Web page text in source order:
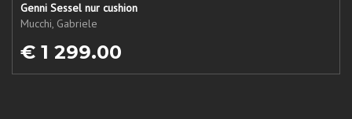
Genni Sessel nur cushion
Mucchi, Gabriele
€ 1 299.00